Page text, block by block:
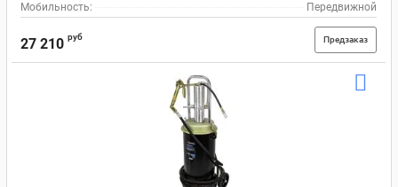
Мобильность:
Передвижной
27 210 руб Предзаказ